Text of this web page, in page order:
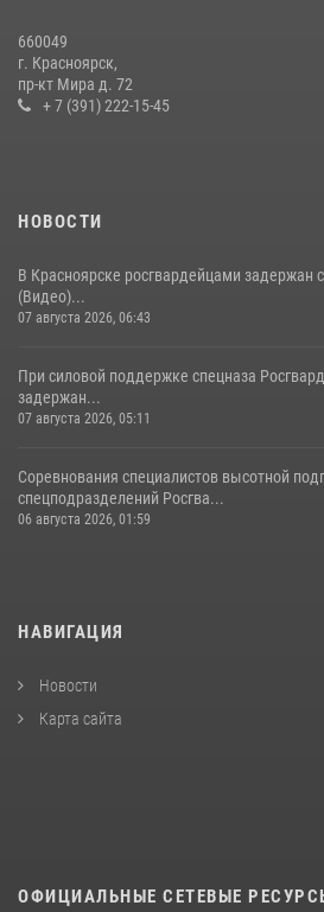
празднования 70-летия города
21 июля 2026, 01:41
660049
г. Красноярск,
пр-кт Мира д. 72
+ 7 (391) 222-15-45
НОВОСТИ
В Красноярске росгвардейцами задержан
(Видео)...
07 августа 2026, 06:43
При силовой поддержке спецназа
задержан...
07 августа 2026, 05:11
Соревнования специалистов высотной
спецподразделений Росгва...
06 августа 2026, 01:59
НАВИГАЦИЯ
Новости
Карта сайта
ОФИЦИАЛЬНЫЕ СЕТЕВЫЕ